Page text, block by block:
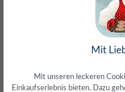
– Frag
kostenlos und
Über 20+ Jahre
wir wissen von was wir
Mit
Mit unseren leckeren
Einkaufserlebnis bieten. Dazu